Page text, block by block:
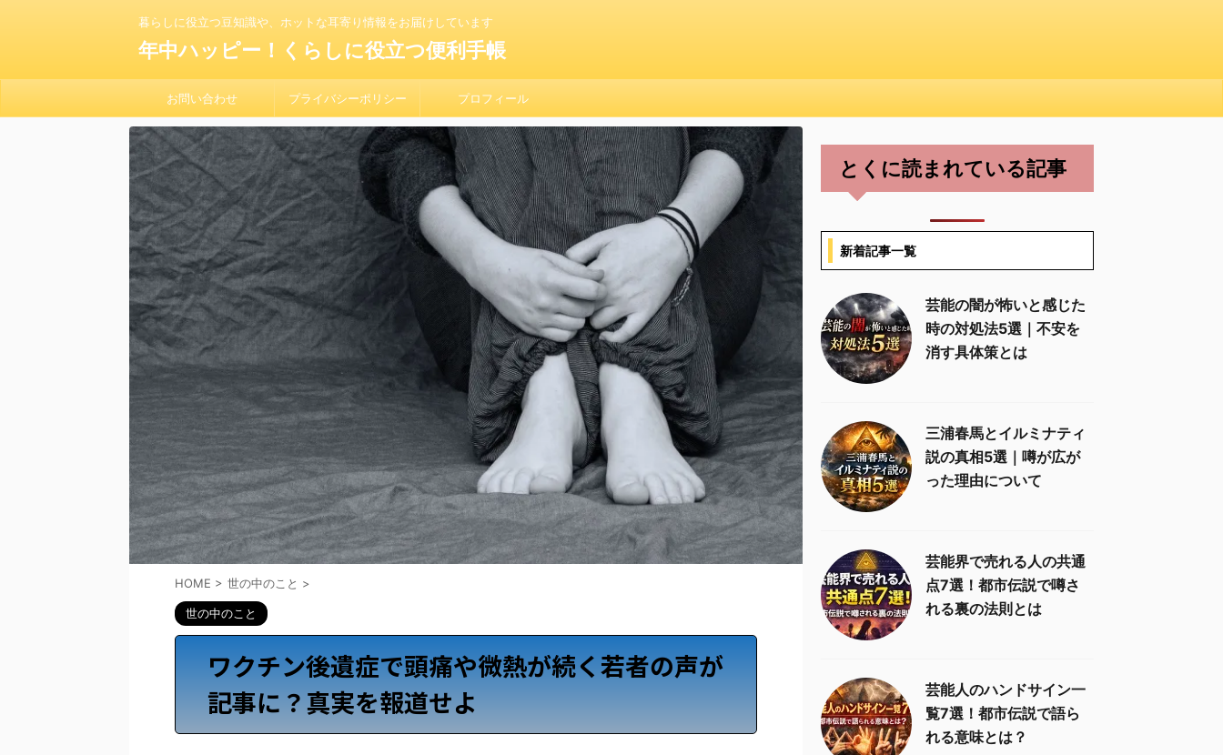
暮らしに役立つ豆知識や、ホットな耳寄り情報をお届けしています
年中ハッピー！くらしに役立つ便利手帳
お問い合わせ プライバシーポリシー プロフィール
HOME > 世の中のこと >
世の中のこと
ワクチン後遺症で頭痛や微熱が続く若者の声が
記事に？真実を報道せよ
とくに読まれている記事
新着記事一覧
芸能の闇が怖いと感じた
時の対処法5選｜不安を
消す具体策とは
三浦春馬とイルミナティ
説の真相5選｜噂が広が
った理由について
芸能界で売れる人の共通
点7選！都市伝説で噂さ
れる裏の法則とは
芸能人のハンドサイン一
覧7選！都市伝説で語ら
れる意味とは？